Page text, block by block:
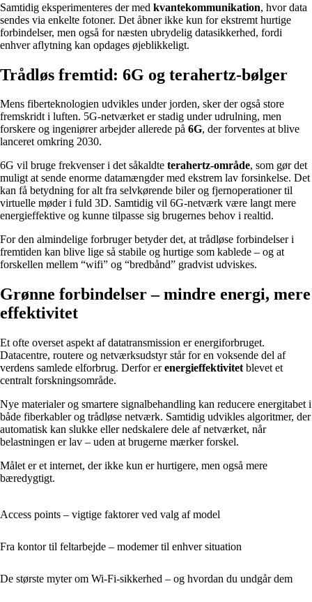
Samtidig eksperimenteres der med kvantekommunikation, hvor data
sendes via enkelte fotoner. Det åbner ikke kun for ekstremt hurtige
forbindelser, men også for næsten ubrydelig datasikkerhed, fordi
enhver aflytning kan opdages øjeblikkeligt.
Trådløs fremtid: 6G og terahertz-bølger
Mens fiberteknologien udvikles under jorden, sker der også store
fremskridt i luften. 5G-netværket er stadig under udrulning, men
forskere og ingeniører arbejder allerede på 6G, der forventes at blive
lanceret omkring 2030.
6G vil bruge frekvenser i det såkaldte terahertz-område, som gør det
muligt at sende enorme datamængder med ekstrem lav forsinkelse. Det
kan få betydning for alt fra selvkørende biler og fjernoperationer til
virtuelle møder i fuld 3D. Samtidig vil 6G-netværk være langt mere
energieffektive og kunne tilpasse sig brugernes behov i realtid.
For den almindelige forbruger betyder det, at trådløse forbindelser i
fremtiden kan blive lige så stabile og hurtige som kablede – og at
forskellen mellem “wifi” og “bredbånd” gradvist udviskes.
Grønne forbindelser – mindre energi, mere
effektivitet
Et ofte overset aspekt af datatransmission er energiforbruget.
Datacentre, routere og netværksudstyr står for en voksende del af
verdens samlede elforbrug. Derfor erenergieffektivitet blevet et
centralt forskningsområde.
Nye materialer og smartere signalbehandling kan reducere energitabet i
både fiberkabler og trådløse netværk. Samtidig udvikles algoritmer, der
automatisk kan slukke eller nedskalere dele af netværket, når
belastningen er lav – uden at brugerne mærker forskel.
Målet er et internet, der ikke kun er hurtigere, men også mere
bæredygtigt.
Access points – vigtige faktorer ved valg af model
Fra kontor til feltarbejde – modemer til enhver situation
De største myter om Wi‑Fi‑sikkerhed – og hvordan du undgår dem